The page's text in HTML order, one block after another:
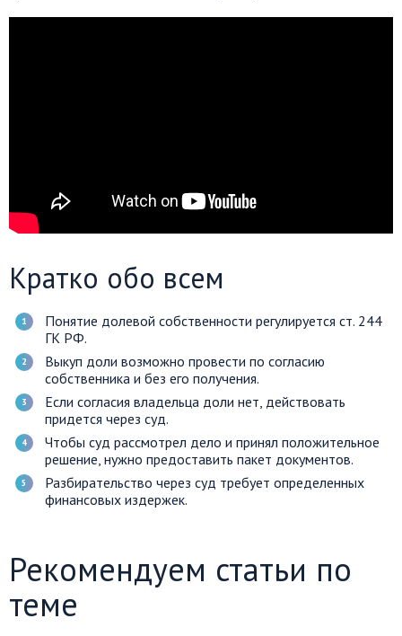
Кратко обо всем
Понятие долевой собственности регулируется ст. 244
ГК РФ.
Выкуп доли возможно провести по согласию
собственника и без его получения.
Если согласия владельца доли нет, действовать
придется через суд.
Чтобы суд рассмотрел дело и принял положительное
решение, нужно предоставить пакет документов.
Разбирательство через суд требует определенных
финансовых издержек.
Рекомендуем статьи по
теме